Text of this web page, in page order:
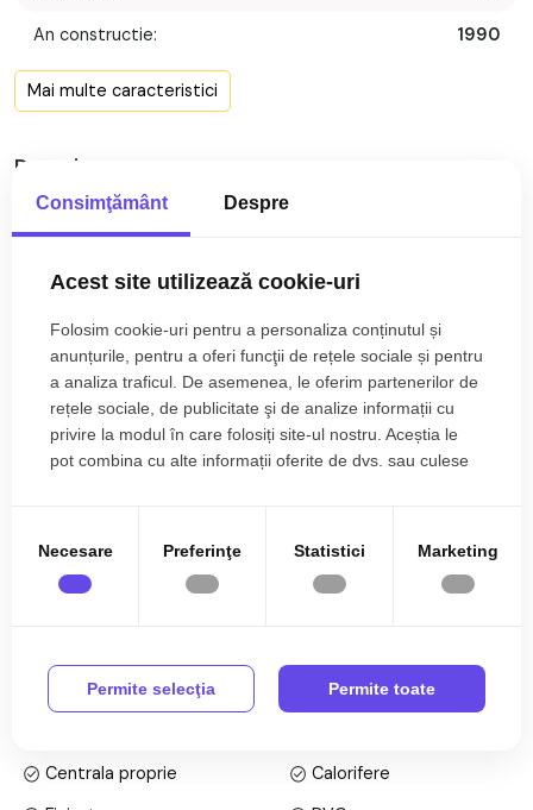
An constructie: 1990
Structura rezistenta:
Mai multe caracteristici
Descriere
mp. Proprietatea are caracter industrial si este ideala pentru
comerciale si industriale.
Constructia a fost realizata pe cadre din beton in anii 1990 si
2000, oferind rezistenta si durabilitate in exploatare. Imobilul
dispune de incalzire prin centrala termica proprie pe gaz, cu
distributie prin calorifere, asigurand confort termic pe intreaga
Hala beneficiaza de curent trifazic cu putere instalata de 100
kW, fiind pregatita pentru desfasurarea activitatilor industriale
Compartimentarea eficienta pe trei niveluri ofera flexibilitate
administrative sau alte activitati conexe. Proprietatea
Specificații
Canalizare
Gaz
Centrala proprie
Calorifere
Consimţământ Despre
Acest site utilizează cookie-uri
Folosim cookie-uri pentru a personaliza conținutul și
anunțurile, pentru a oferi funcţii de rețele sociale și pentru
a analiza traficul. De asemenea, le oferim partenerilor de
rețele sociale, de publicitate şi de analize informații cu
privire la modul în care folosiți site-ul nostru. Aceștia le
pot combina cu alte informații oferite de dvs. sau culese
Necesare Preferinţe Statistici Marketing
Permite selecţia Permite toate